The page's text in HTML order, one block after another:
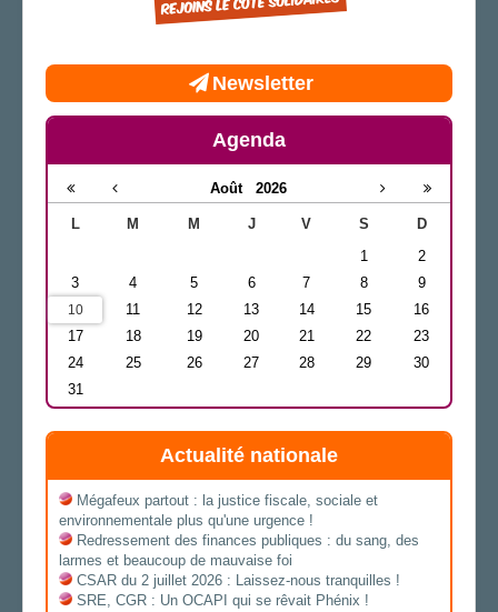
Newsletter
Agenda
Août 2026
L M M J V S
D
1
2
3
4 5 6 7 8 9
10 11 12 13 14 15
16
17
18 19 20 21 22
23
24
25 26 27 28 29
30
31
Actualité nationale
Mégafeux partout : la justice fiscale, sociale et
environnementale plus qu'une urgence !
Redressement des finances publiques : du sang, des
larmes et beaucoup de mauvaise foi
CSAR du 2 juillet 2026 : Laissez-nous tranquilles !
SRE, CGR : Un OCAPI qui se rêvait Phénix !